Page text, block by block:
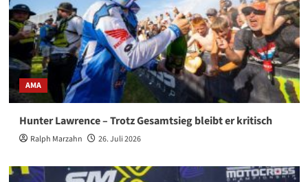
AMA
Hunter Lawrence – Trotz Gesamtsieg bleibt er kritisch
Ralph Marzahn 26. Juli 2026